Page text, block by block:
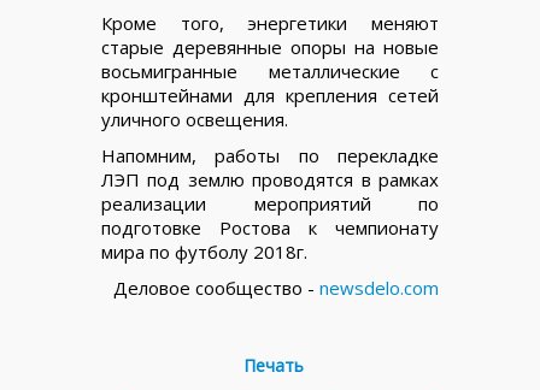
Кроме того, энергетики меняют
старые деревянные опоры на новые
восьмигранные металлические с
кронштейнами для крепления сетей
уличного освещения.
Напомним, работы по перекладке
ЛЭП под землю проводятся в рамках
реализации мероприятий по
подготовке Ростова к чемпионату
мира по футболу 2018г.
Деловое сообщество - newsdelo.com
Печать